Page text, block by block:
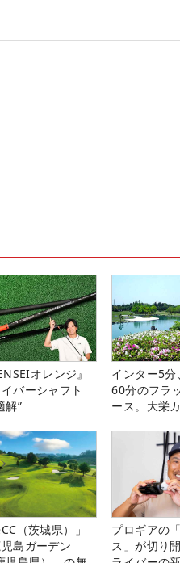
オレンジ』
バーシャフト
解”
インター5分
60分のフラ
ース。大栄
CC（茨城県）」
島ガーデン
プロギアの
ス」が切り